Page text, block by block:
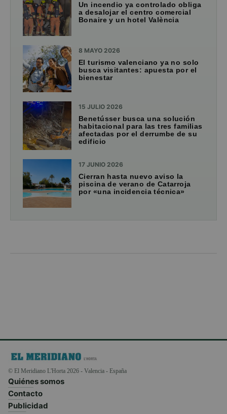
Un incendio ya controlado obliga
a desalojar el centro comercial
Bonaire y un hotel València
8 MAYO 2026
El turismo valenciano ya no solo
busca visitantes: apuesta por el
bienestar
15 JULIO 2026
Benetússer busca una solución
habitacional para las tres familias
afectadas por el derrumbe de su
edificio
17 JUNIO 2026
Cierran hasta nuevo aviso la
piscina de verano de Catarroja
por «una incidencia técnica»
© El Meridiano L'Horta 2026 - Valencia - España
Quiénes somos
Contacto
Publicidad